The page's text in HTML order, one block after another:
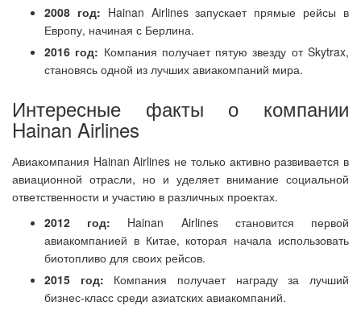
2008 год: Hainan Airlines запускает прямые рейсы в
Европу, начиная с Берлина.
2016 год: Компания получает пятую звезду от Skytrax,
становясь одной из лучших авиакомпаний мира.
Интересные факты о компании
Hainan Airlines
Авиакомпания Hainan Airlines не только активно развивается в
авиационной отрасли, но и уделяет внимание социальной
ответственности и участию в различных проектах.
2012 год: Hainan Airlines становится первой
авиакомпанией в Китае, которая начала использовать
биотопливо для своих рейсов.
2015 год: Компания получает награду за лучший
бизнес-класс среди азиатских авиакомпаний.